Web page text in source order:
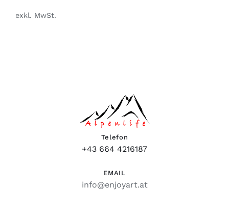
exkl. MwSt.
Telefon
+43 664 4216187
EMAIL
info@enjoyart.at